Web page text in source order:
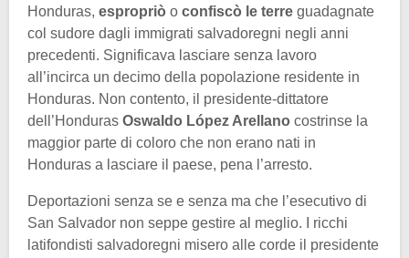
Honduras, espropriò o confiscò le terre guadagnate
col sudore dagli immigrati salvadoregni negli anni
precedenti. Significava lasciare senza lavoro
all’incirca un decimo della popolazione residente in
Honduras. Non contento, il presidente-dittatore
dell’Honduras Oswaldo López Arellano costrinse la
maggior parte di coloro che non erano nati in
Honduras a lasciare il paese, pena l’arresto.
Deportazioni senza se e senza ma che l’esecutivo di
San Salvador non seppe gestire al meglio. I ricchi
latifondisti salvadoregni misero alle corde il presidente